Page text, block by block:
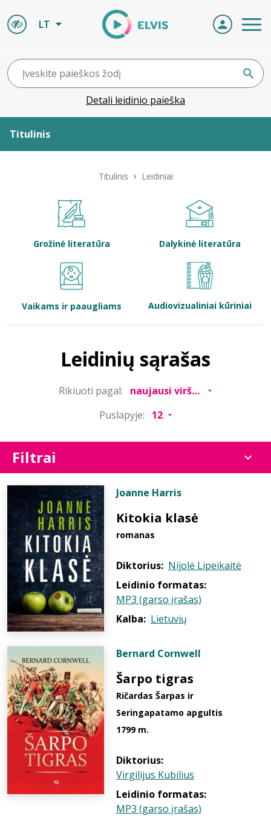
LT
Detali leidinio paieška
Titulinis
Bibliotekoms
Titulinis Leidiniai
Grožinė literatūra Dalykinė literatūra
Vaikams ir paaugliams Audiovizualiniai kūriniai
Leidinių sąrašas
Rikiuoti pagal:
Puslapyje:
Filtrai
Joanne Harris
Kitokia klasė
romanas
Diktorius: Nijolė Lipeikaitė
Leidinio formatas:
MP3 (garso įrašas)
Kalba: Lietuvių
Bernard Cornwell
Šarpo tigras
Ričardas Šarpas ir
Seringapatamo apgultis
1799 m.
Diktorius:
Virgilijus Kubilius
Leidinio formatas:
MP3 (garso įrašas)